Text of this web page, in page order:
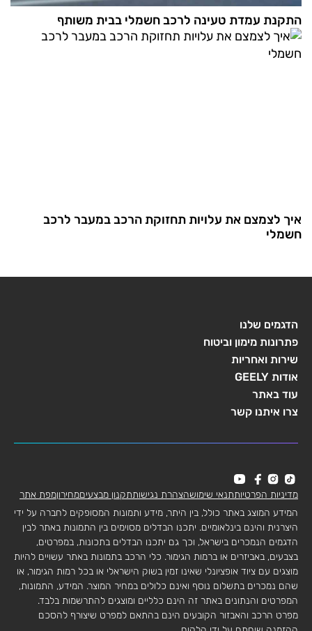
התקנת עמדת טעינה לרכב חשמלי בבית משותף
איך לצמצם את עלויות תחזוקת הרכב במעבר לרכב
חשמלי
הדגמים שלנו
פתרונות מימון וביטוח
שירות ואחריות
אודות GEELY
עוד באתר
צרו איתנו קשר
מדיניות הפרטיותתנאי שימושהצהרת נגישותתקנון מבצעיםמחירוןמפת אתר
המידע המוצג באתר כולל, בין היתר, מידע ותמונות המסופקים לחברה על ידי
היצרנית והינם בינלאומיים. יתכנו הבדלים מסוימים בין התמונות באתר לבין
הדגמים הנמכרים בישראל, וכך גם יתכנו הבדלים בתכונות, במפרטים,
בצבעים, באביזרים או ברמות הגימור. כלי הרכב בתמונות באתר עשויים להיות
מוצגים עם ציוד אופציונלי שאינו זמין בשוק הישראלי או בכל רמות הגימור, או
שהם נמכרים בתשלום נוסף ואינם כלולים במחיר המוצר. המידע, התמונות,
המפרטים והנתונים באתר זה הינם כלליים ומוצגים להתרשמות בלבד.
מפרט הרכב והאבזור הקובעים הינם בהתאם למפרט שיצורף להסכם